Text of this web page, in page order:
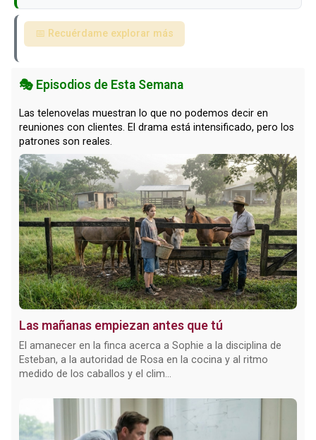
📅 Recuérdame explorar más
🎭 Episodios de Esta Semana
Las telenovelas muestran lo que no podemos decir en
reuniones con clientes. El drama está intensificado, pero los
patrones son reales.
Las mañanas empiezan antes que tú
El amanecer en la finca acerca a Sophie a la disciplina de
Esteban, a la autoridad de Rosa en la cocina y al ritmo
medido de los caballos y el clim...